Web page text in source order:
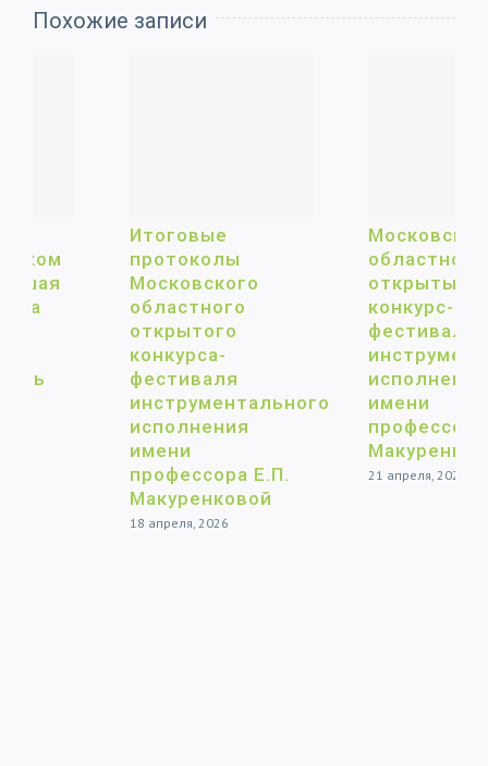
Похожие записи
протоколы
Московского
областного
открытого
фестиваля
инструментального
исполнения
профессора Е.П.
Макуренковой
18 апреля, 2026
Московский
областной
открытый
фестиваль
инструментального
исполнения
имени
профессора Е.П.
Макуренковой
21 апреля, 2026